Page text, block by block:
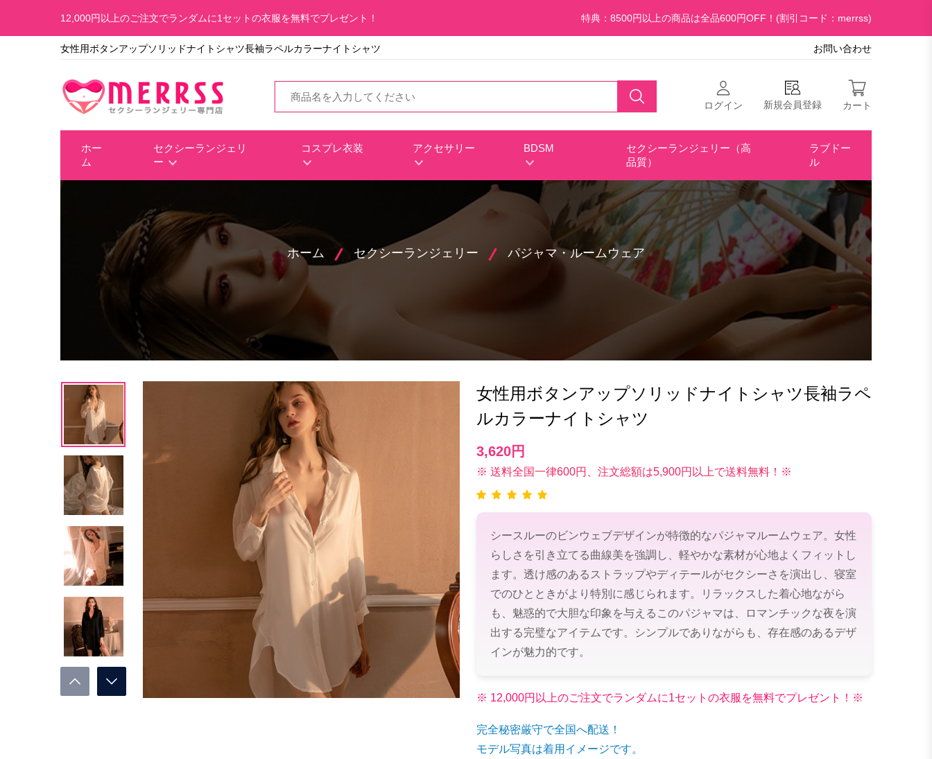
12,000円以上のご注文でランダムに1セットの衣服を無料でプレゼント！ 特典：8500円以上の商品は全品600円OFF！(割引コード：merrss)
女性用ボタンアップソリッドナイトシャツ長袖ラペルカラーナイトシャツ お問い合わせ
ログイン 新規会員登録 カート
ホー
ム
セクシーランジェリ
ー
コスプレ衣装 アクセサリー BDSM
セクシーランジェリー（高
品質）
ラブドー
ル
ホーム セクシーランジェリー パジャマ・ルームウェア
女性用ボタンアップソリッドナイトシャツ長袖ラペ
ルカラーナイトシャツ
3,620円
※ 送料全国一律600円、注文総額は5,900円以上で送料無料！※
シースルーのビンウェブデザインが特徴的なパジャマルームウェア。女性
らしさを引き立てる曲線美を強調し、軽やかな素材が心地よくフィットし
ます。透け感のあるストラップやディテールがセクシーさを演出し、寝室
でのひとときがより特別に感じられます。リラックスした着心地ながら
も、魅惑的で大胆な印象を与えるこのパジャマは、ロマンチックな夜を演
出する完璧なアイテムです。シンプルでありながらも、存在感のあるデザ
インが魅力的です。
※ 12,000円以上のご注文でランダムに1セットの衣服を無料でプレゼント！※
完全秘密厳守で全国へ配送！
モデル写真は着用イメージです。